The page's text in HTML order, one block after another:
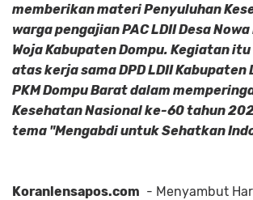
memberikan materi Penyuluhan
warga pengajian PAC LDII Desa
Woja Kabupaten Dompu. Kegiatan
atas kerja sama DPD LDII Kabupaten
PKM Dompu Barat dalam
Kesehatan Nasional ke-60 tahun
tema "Mengabdi untuk Sehatkan
Koranlensapos.com - Menyambut